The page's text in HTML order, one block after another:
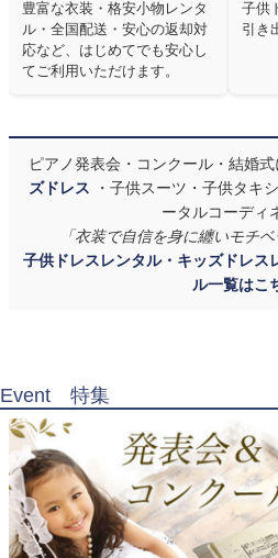
豊富な衣装・格安小物レンタ
ル・全国配送・安心の返却対
応など、はじめてでも安心し
てご利用いただけます。
子供
引き
ピアノ発表会・コンクール・結婚
ズドレス
・子供スーツ・子供タキ
ータルコーディ
「衣装で自信を身に纏いモ
子供ドレスレンタル・キッズドレス
ル一覧はこ
Event 特集